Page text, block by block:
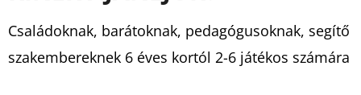
Családoknak, barátoknak, pedagógusoknak, segítő
szakembereknek 6 éves kortól 2-6 játékos számára